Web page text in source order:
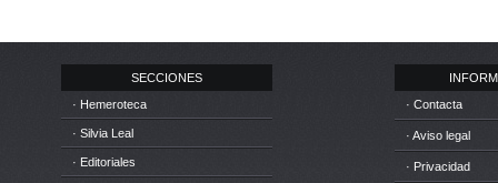
SECCIONES
· Hemeroteca
· Silvia Leal
· Editoriales
· Contacta
· Aviso legal
· Privacidad